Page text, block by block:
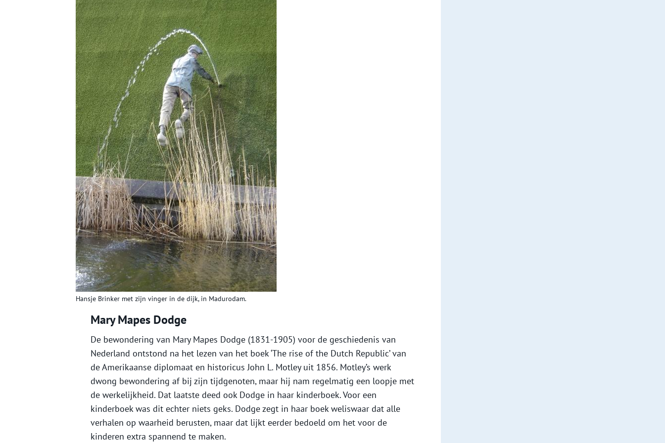
Hansje Brinker met zijn vinger in de dijk, in Madurodam.
Mary Mapes Dodge
De bewondering van Mary Mapes Dodge (1831-1905) voor de geschiedenis van
Nederland ontstond na het lezen van het boek ‘The rise of the Dutch Republic’ van
de Amerikaanse diplomaat en historicus John L. Motley uit 1856. Motley’s werk
dwong bewondering af bij zijn tijdgenoten, maar hij nam regelmatig een loopje met
de werkelijkheid. Dat laatste deed ook Dodge in haar kinderboek. Voor een
kinderboek was dit echter niets geks. Dodge zegt in haar boek weliswaar dat alle
verhalen op waarheid berusten, maar dat lijkt eerder bedoeld om het voor de
kinderen extra spannend te maken.